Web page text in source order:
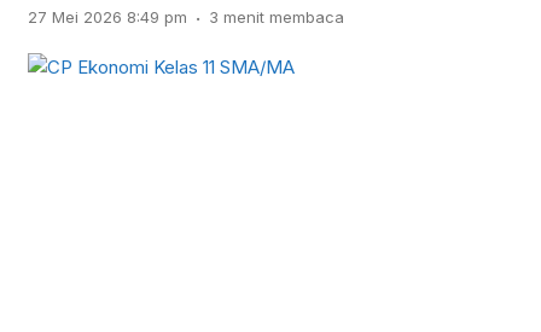
27 Mei 2026 8:49 pm . 3 menit membaca